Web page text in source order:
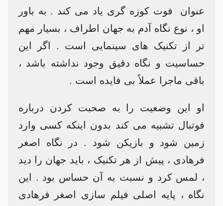
عنوان فوت کوزه گری یاد می کند . به باور
او ، نوع نگاه آدم به جهان اطراف ، بسیار مهم
تر از تکنیک های سینمایی است . اگر این
حساسیت و نگاه دقیق وجود نداشته باشد ،
باقی ماجرا عملاً بی فایده است .
او این وضعیت را به صحبت کردن درباره
فوتبال تشبیه می کند بدون اینکه کسی وارد
زمین شود و بازیکن شود . در نگاه اصغر
فرهادی ، پیش از هر تکنیک ، باید جهان را دید
، لمس کرد و نسبت به آن حساس بود . این
نگاه ، پایه اصلی فیلم سازی اصغر فرهادی